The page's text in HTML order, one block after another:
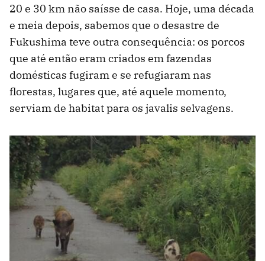
20 e 30 km não saísse de casa. Hoje, uma década
e meia depois, sabemos que o desastre de
Fukushima teve outra consequência: os porcos
que até então eram criados em fazendas
domésticas fugiram e se refugiaram nas
florestas, lugares que, até aquele momento,
serviam de habitat para os javalis selvagens.